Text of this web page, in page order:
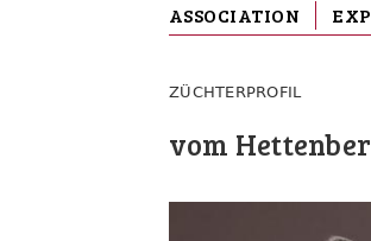
ASSOCIATION
ZÜCHTERPROFIL
vom